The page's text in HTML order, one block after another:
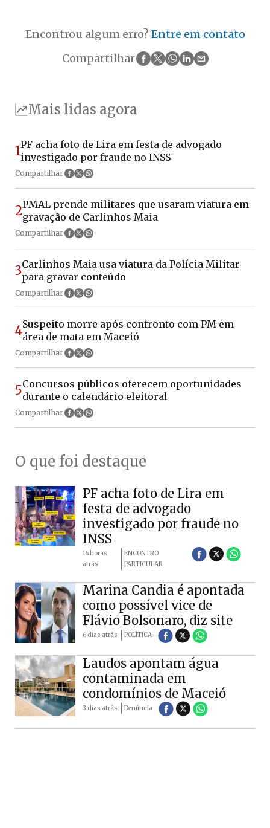
Encontrou algum erro? Entre em contato
Compartilhar
Mais lidas agora
1PF acha foto de Lira em festa de advogado
investigado por fraude no INSS
Compartilhar
2PMAL prende militares que usaram viatura em
gravação de Carlinhos Maia
Compartilhar
3Carlinhos Maia usa viatura da Polícia Militar
para gravar conteúdo
Compartilhar
4Suspeito morre após confronto com PM em
área de mata em Maceió
Compartilhar
5Concursos públicos oferecem oportunidades
durante o calendário eleitoral
Compartilhar
O que foi destaque
PF acha foto de Lira em
festa de advogado
investigado por fraude no
INSS
16 horas
atrás
ENCONTRO
PARTICULAR
Marina Candia é apontada
como possível vice de
Flávio Bolsonaro, diz site
6 dias atrás POLÍTICA
Laudos apontam água
contaminada em
condomínios de Maceió
3 dias atrás Denúncia